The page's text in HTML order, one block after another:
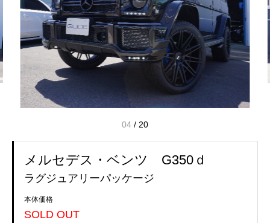
04 / 20
メルセデス・ベンツ G350ｄ
ラグジュアリーパッケージ
本体価格
SOLD OUT